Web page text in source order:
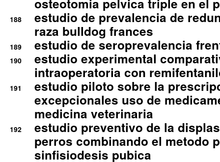
osteotomia pelvica triple en el
188
estudio de prevalencia de
raza bulldog frances
189 estudio de seroprevalencia
190
estudio experimental
intraoperatoria con
191
estudio piloto sobre la
excepcionales uso de
medicina veterinaria
192
estudio preventivo de la
perros combinando el metodo
sinfisiodesis pubica